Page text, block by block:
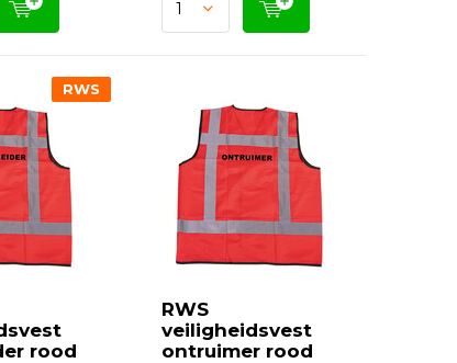
rood
RWS
RWS
veiligheidsvest
ontruimer rood